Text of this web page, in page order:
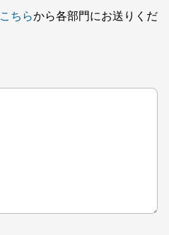
こちらから各部門にお送りくだ